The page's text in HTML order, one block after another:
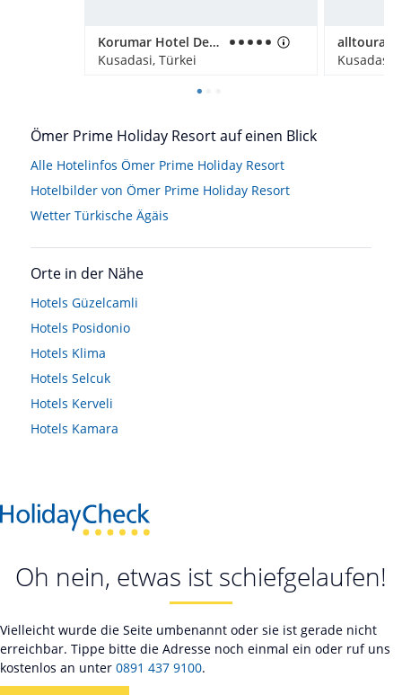
Korumar Hotel De Luxe
Kusadasi, Türkei
Kusadasi,
Ömer Prime Holiday Resort auf einen Blick
Alle Hotelinfos Ömer Prime Holiday Resort
Hotelbilder von Ömer Prime Holiday Resort
Wetter Türkische Ägäis
Orte in der Nähe
Hotels Güzelcamli
Hotels Posidonio
Hotels Klima
Hotels Selcuk
Hotels Kerveli
Hotels Kamara
Oh nein, etwas ist schiefgelaufen!
Vielleicht wurde die Seite umbenannt oder sie ist gerade nicht
erreichbar. Tippe bitte die Adresse noch einmal ein oder ruf uns
kostenlos an unter 0891 437 9100.